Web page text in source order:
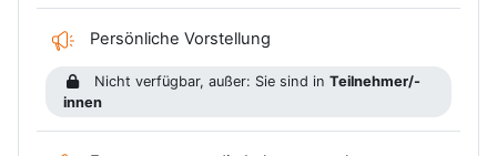
Persönliche Vorstellung
Nicht verfügbar, außer: Sie sind inTeilnehmer/-
innen